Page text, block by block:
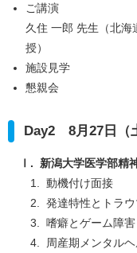
ご講演
久住 一郎 先生（北海
授）
施設見学
懇親会
Day2 8月27日（
Ⅰ. 新潟大学医学部精
1. 動機付け面接
2. 発達特性とトラウ
3. 嗜癖とゲーム障害
4. 周産期メンタルヘ